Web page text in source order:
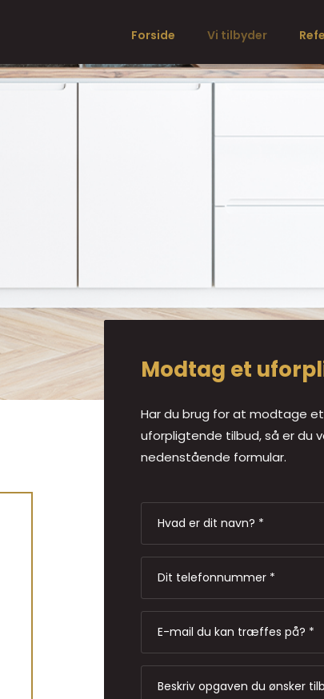
Forside Vi tilbyder
Modtag et
Har du brug for at modtage
uforpligtende tilbud, så er du
nedenstående formular.